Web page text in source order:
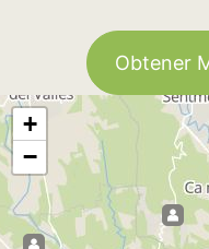
Obtener
+
−